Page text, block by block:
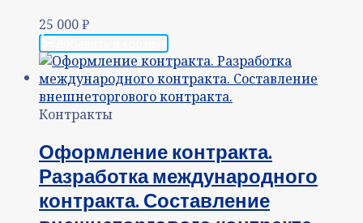
25 000₽
Контракты
Оформление контракта.
Разработка международного
контракта. Составление